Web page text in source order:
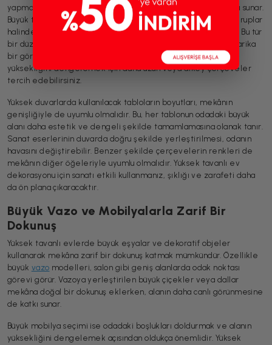
yapmak, yüksek tavanların daha etkileyici görünmesine katkı sunar.
Büyük tabloların yanı sıra, daha küçük çerçeveli resimler de gruplar
halinde yerleştirilerek şık bir duvar galerisi oluşturabilirsiniz. Bu tür
bir düzenleme, özellikle oturma odası gibi geniş alanlarda harika
bir görsel etki yaratacaktır. Çerçeve seçiminde ise, tavanın
yüksekliğini dengelemek için daha uzun veya dikey çerçeveler
tercih edebilirsiniz.
Yüksek duvarlarda kullanılacak tabloların boyutları, mekânın
genişliğiyle de uyumlu olmalıdır. Bu, her tablonun odadaki büyük
alanı daha estetik ve dengeli şekilde tamamlamasına olanak tanır.
Sanat eserlerinin duvarda doğru şekilde yerleştirilmesi, odanın
havasını değiştirebilir. Benzer şekilde çerçevelerin renkleri de
mekânın diğer öğeleriyle uyumlu olmalıdır. Yüksek tavanlı ev
dekorasyonu için sanatı etkili kullanmanız, şıklığı ve zarafeti daha
da ön plana çıkaracaktır.
Büyük Vazo ve Mobilyalarla Zarif Bir
Dokunuş
Yüksek tavanlı evlerde büyük eşyalar ve dekoratif objeler
kullanarak mekâna zarif bir dokunuş katmak mümkündür. Özellikle
büyük vazo modelleri, salon gibi geniş alanlarda odak noktası
görevi görür. Vazoya yerleştirilen büyük çiçekler veya dallar
mekâna doğal bir dokunuş eklerken, alanın daha canlı görünmesine
de katkı sunar.
Büyük mobilya seçimi ise odadaki boşlukları doldurmak ve alanın
yüksekliğini dengelemek açısından oldukça önemlidir. Yüksek